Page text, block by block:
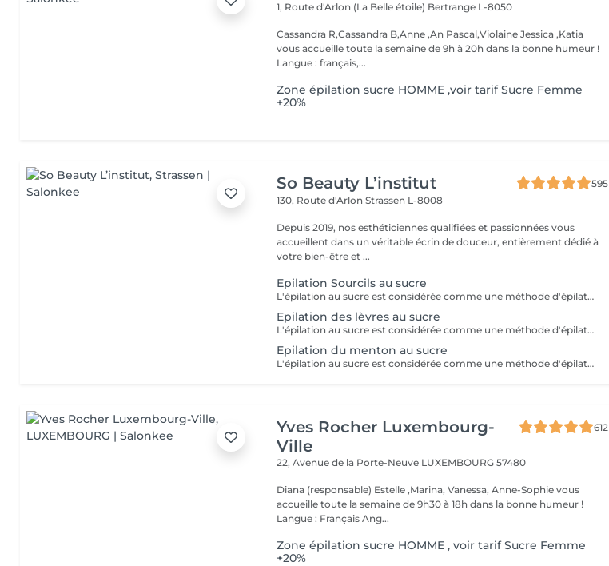
1, Route d'Arlon (La Belle étoile) Bertrange L-8050
Cassandra R,Cassandra B,Anne ,An Pascal,Violaine Jessica ,Katia
vous accueille toute la semaine de 9h à 20h dans la bonne humeur !
Langue : français,...
Zone épilation sucre HOMME ,voir tarif Sucre Femme
+20%
So Beauty L’institut
595
130, Route d'ArlonStrassen L-8008
Depuis 2019, nos esthéticiennes qualifiées et passionnées vous
accueillent dans un véritable écrin de douceur, entièrement dédié à
votre bien-être et ...
Epilation Sourcils au sucre
L'épilation au sucre est considérée comme une méthode d'épilation supérieure! C'est une méthode 100% naturelle, sans aucunes substances chimiques qui se travaille uniquement à la main. Elle permet de retirer le bulbe du poil même si celui n'est pas encore sorti de la peau.Ce qui lui donne la réputation d'épilation semi-définitive! Cette technique va aller chercher le poil en profondeur! Après 3 sessions, il est recommandé de venir toutes les 7 semaines entre chaque épilation. Economique, efficace et précise, cette technique ancestrale permet d'avoir une nouvelle vision de l'épilation. Nombreux sont ses avantages: - Moins douloureux qu'une épilation classique - Ne casse pas le poil - Réduit la croissance du poil - Soin pour la peau (doux exfoliant, soin anti-cellulite dû à la technique) - Peau douce assurée -Idéal pour les adolescents afin que le duvet ne se transforme pas en poil C'est un véritable soin pour la peau à tester !
Epilation des lèvres au sucre
L'épilation au sucre est considérée comme une méthode d'épilation supérieure! C'est une méthode 100% naturelle, sans aucunes substances chimiques qui se travaille uniquement à la main. Elle permet de retirer le bulbe du poil même si celui n'est pas encore sorti de la peau.Ce qui lui donne la réputation d'épilation semi-définitive! Cette technique va aller chercher le poil en profondeur! Après 3 sessions, il est recommandé de venir toutes les 7 semaines entre chaque épilation. Economique, efficace et précise, cette technique ancestrale permet d'avoir une nouvelle vision de l'épilation. Nombreux sont ses avantages: - Moins douloureux qu'une épilation classique - Ne casse pas le poil - Réduit la croissance du poil - Soin pour la peau (doux exfoliant, soin anti-cellulite dû à la technique) - Peau douce assurée -Idéal pour les adolescents afin que le duvet ne se transforme pas en poil C'est un véritable soin pour la peau à tester !
Epilation du menton au sucre
L'épilation au sucre est considérée comme une méthode d'épilation supérieure! C'est une méthode 100% naturelle, sans aucunes substances chimiques qui se travaille uniquement à la main. Elle permet de retirer le bulbe du poil même si celui n'est pas encore sorti de la peau.Ce qui lui donne la réputation d'épilation semi-définitive! Cette technique va aller chercher le poil en profondeur! Après 3 sessions, il est recommandé de venir toutes les 7 semaines entre chaque épilation. Economique, efficace et précise, cette technique ancestrale permet d'avoir une nouvelle vision de l'épilation. Nombreux sont ses avantages: - Moins douloureux qu'une épilation classique - Ne casse pas le poil - Réduit la croissance du poil - Soin pour la peau (doux exfoliant, soin anti-cellulite dû à la technique) - Peau douce assurée -Idéal pour les adolescents afin que le duvet ne se transforme pas en poil C'est un véritable soin pour la peau à tester !
Yves Rocher Luxembourg-
Ville
612
22, Avenue de la Porte-Neuve LUXEMBOURG 57480
Diana (responsable) Estelle ,Marina, Vanessa, Anne-Sophie vous
accueille toute la semaine de 9h30 à 18h dans la bonne humeur !
Langue : Français Ang...
Zone épilation sucre HOMME , voir tarif Sucre Femme
+20%